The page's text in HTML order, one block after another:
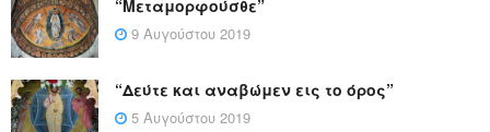
“Μεταμορφούσθε”
9 Αυγούστου 2019
“Δεύτε και αναβώμεν εις το όρος”
5 Αυγούστου 2019